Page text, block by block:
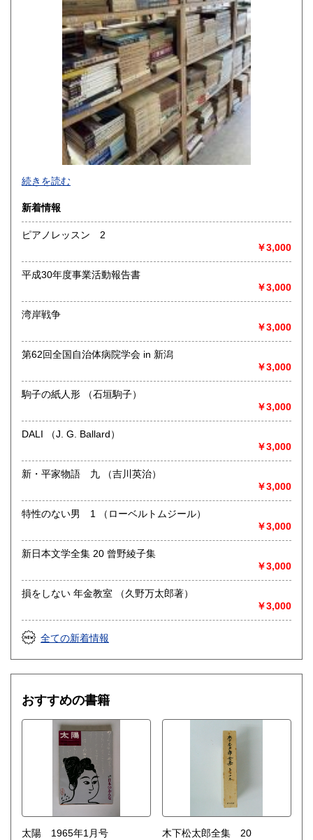
1,500円
-
沿線名：-
最寄駅：-
営業時間：-
定休日：-
書籍の買取について
取り扱い分野
総記、哲学宗教、歴史、社会科学、自然科学、美術工芸、国
語国文、外国文学、古典籍、近代文献、趣味、外国書、サブ
カルチャー、古書一般（その他）
続きを読む
新着情報
ピアノレッスン 2
￥3,000
平成30年度事業活動報告書
￥3,000
湾岸戦争
￥3,000
第62回全国自治体病院学会 in 新潟
￥3,000
駒子の紙人形 （石垣駒子）
￥3,000
DALI （J. G. Ballard）
￥3,000
新・平家物語 九 （吉川英治）
￥3,000
特性のない男 1 （ローベルトムジール）
￥3,000
新日本文学全集 20 曾野綾子集
￥3,000
損をしない 年金教室 （久野万太郎著）
￥3,000
全ての新着情報
おすすめの書籍
太陽 1965年1月号
木下松太郎全集 20